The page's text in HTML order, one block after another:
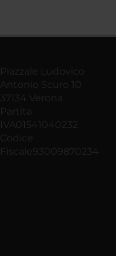
Piazzale Ludovico
Antonio Scuro 10
37134 Verona
Partita
IVA01541040232
Codice
Fiscale93009870234